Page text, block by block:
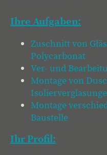
Ihre Aufgaben:
Zuschnitt von
Polycarbonat
Ver- und
Montage von
Montage
Baustelle
Ihr Profil: